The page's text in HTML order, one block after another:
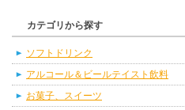
カテゴリから探す
ソフトドリンク
アルコール＆ビールテイスト飲料
お菓子、スイーツ